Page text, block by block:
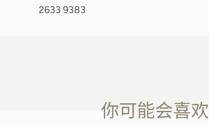
2633 9383
你可能会喜欢